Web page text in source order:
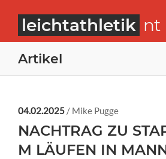
leichtathletik nt
Artikel
04.02.2025 / Mike Pugge
NACHTRAG ZU
M LÄUFEN IN